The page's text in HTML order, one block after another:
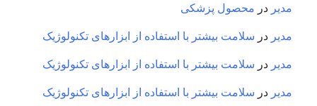
مدیر در محصول پزشکی
مدیر در سلامت بیشتر با استفاده از ابزارهای تکنولوژیک
مدیر در سلامت بیشتر با استفاده از ابزارهای تکنولوژیک
مدیر در سلامت بیشتر با استفاده از ابزارهای تکنولوژیک